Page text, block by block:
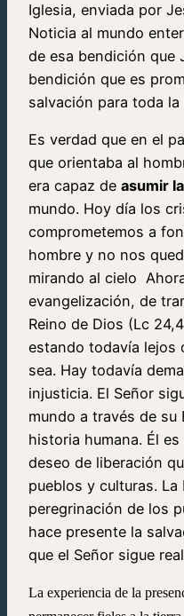
Iglesia, enviada por
Noticia al mundo
de esa bendición que
bendición que es
salvación para toda la
Es verdad que en el
que orientaba al
era capaz de asumir
mundo. Hoy día los
comprometemos a
hombre y no nos
mirando al cielo
evangelización, de
Reino de Dios (Lc
estando todavía lejos
sea. Hay todavía
injusticia. El Señor
mundo a través de su
historia humana. Él
deseo de liberación
pueblos y culturas. La
peregrinación de los
hace presente la
que el Señor sigue
La experiencia de la